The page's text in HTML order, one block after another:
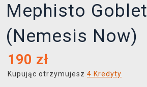
Mephisto Goblet
(Nemesis Now)
190 zł
Kupując otrzymujesz 4 Kredyty